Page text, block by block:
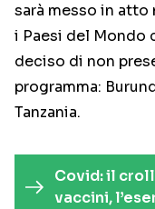
sarà messo in
i Paesi del Mondo
deciso di non
programma:
Tanzania.
Covid: il
vaccini,